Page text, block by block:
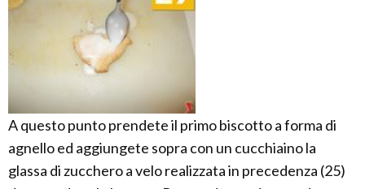
A questo punto prendete il primo biscotto a forma di
agnello ed aggiungete sopra con un cucchiaino la
glassa di zucchero a velo realizzata in precedenza (25)